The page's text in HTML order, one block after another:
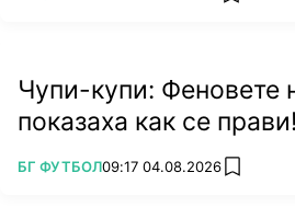
Чупи-купи: Феновете
показаха как се прави!
ПОВЕЧЕ ОТ
БГ ФУТБОЛ09:17 04.08.2026 add